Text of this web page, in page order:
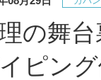
の舞
ピン